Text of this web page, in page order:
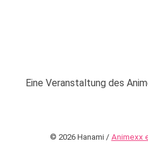
Eine Veranstaltung des
© 2026 Hanami / Animexx